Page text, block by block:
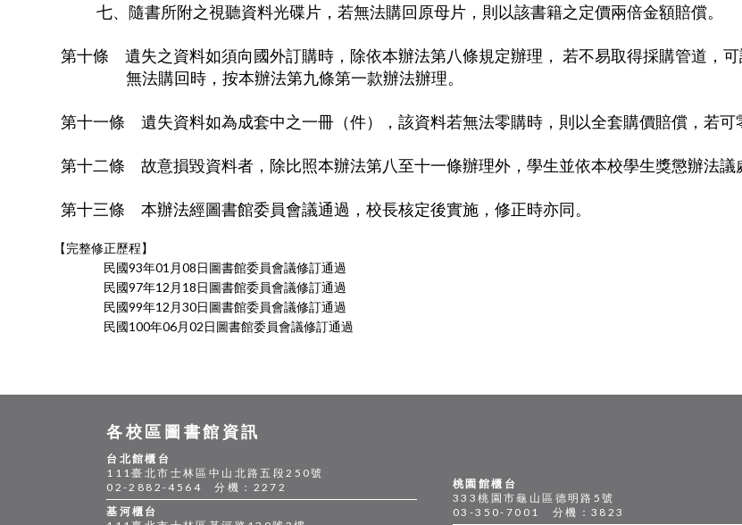
七、隨書所附之視聽資料光碟片，若無法購回原母片，則以該書籍之定價兩倍金額賠償。
第十條 遺失之資料如須向國外訂購時，除依本辦法第八條規定辦理， 若不易取得採購管道，
無法購回時，按本辦法第九條第一款辦法辦理。
第十一條 遺失資料如為成套中之一冊（件），該資料若無法零購時，則以全套購價賠償，若可
第十二條 故意損毀資料者，除比照本辦法第八至十一條辦理外，學生並依本校學生獎懲辦法議
第十三條 本辦法經圖書館委員會議通過，校長核定後實施，修正時亦同。
【完整修正歷程】
民國93年01月08日圖書館委員會議修訂通過
民國97年12月18日圖書館委員會議修訂通過
民國99年12月30日圖書館委員會議修訂通過
民國100年06月02日圖書館委員會議修訂通過
桃園館櫃台
333桃園市龜山區德明路5號
03-350-7001 分機：3823
各校區圖書館資訊
台北館櫃台
111臺北市士林區中山北路五段250號
02-2882-4564 分機：2272
基河櫃台